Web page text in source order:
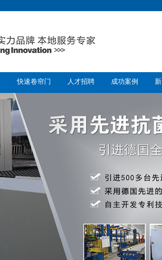
快速卷帘门 人才招聘 成功案例